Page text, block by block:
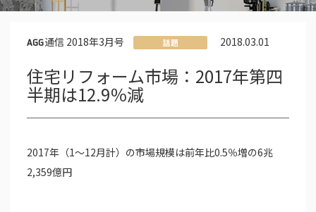
AGG通信 2018年3月号 話題 2018.03.01
住宅リフォーム市場：2017年第四
半期は12.9％減
2017年（1～12月計）の市場規模は前年比0.5％増の6兆
2,359億円